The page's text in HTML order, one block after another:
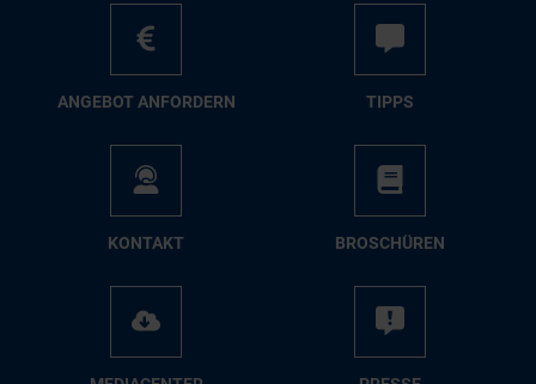
AN­GE­BOT AN­FOR­DERN TIPPS
KON­TAKT BRO­SCHÜ­REN